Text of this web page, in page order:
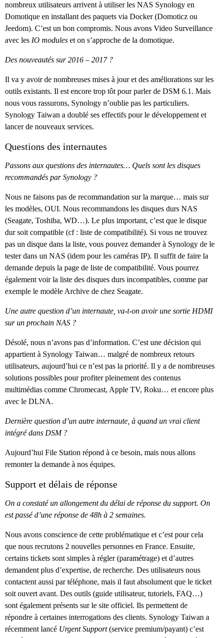
nombreux utilisateurs arrivent à utiliser les NAS Synology en
Domotique en installant des paquets via Docker (Domoticz ou
Jeedom). C’est un bon compromis. Nous avons Video Surveillance
avec les IO modules et on s’approche de la domotique.
Des nouveautés sur 2016 – 2017 ?
Il va y avoir de nombreuses mises à jour et des améliorations sur les
outils existants. Il est encore trop tôt pour parler de DSM 6.1. Mais
nous vous rassurons, Synology n’oublie pas les particuliers.
Synology Taiwan a doublé ses effectifs pour le développement et
lancer de nouveaux services.
Questions des internautes
Passons aux questions des internautes… Quels sont les disques
recommandés par Synology ?
Nous ne faisons pas de recommandation sur la marque… mais sur
les modèles, OUI. Nous recommandons les disques durs NAS
(Seagate, Toshiba, WD…). Le plus important, c’est que le disque
dur soit compatible (cf : liste de compatibilité). Si vous ne trouvez
pas un disque dans la liste, vous pouvez demander à Synology de le
tester dans un NAS (idem pour les caméras IP). Il suffit de faire la
demande depuis la page de liste de compatibilité. Vous pourrez
également voir la liste des disques durs incompatibles, comme par
exemple le modèle Archive de chez Seagate.
Une autre question d’un internaute, va-t-on avoir une sortie HDMI
sur un prochain NAS ?
Désolé, nous n’avons pas d’information. C’est une décision qui
appartient à Synology Taiwan… malgré de nombreux retours
utilisateurs, aujourd’hui ce n’est pas la priorité. Il y a de nombreuses
solutions possibles pour profiter pleinement des contenus
multimédias comme Chromecast, Apple TV, Roku… et encore plus
avec le DLNA.
Dernière question d’un autre internaute, à quand un vrai client
intégré dans DSM ?
Aujourd’hui File Station répond à ce besoin, mais nous allons
remonter la demande à nos équipes.
Support et délais de réponse
On a constaté un allongement du délai de réponse du support. On
est passé d’une réponse de 48h à 2 semaines.
Nous avons conscience de cette problématique et c’est pour cela
que nous recrutons 2 nouvelles personnes en France. Ensuite,
certains tickets sont simples à régler (paramétrage) et d’autres
demandent plus d’expertise, de recherche. Des utilisateurs nous
contactent aussi par téléphone, mais il faut absolument que le ticket
soit ouvert avant. Des outils (guide utilisateur, tutoriels, FAQ…)
sont également présents sur le site officiel. Ils permettent de
répondre à certaines interrogations des clients. Synology Taiwan a
récemment lancé Urgent Support(service premium/payant) c’est